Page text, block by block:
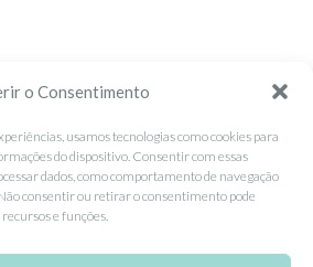
o Consentimento
usamos tecnologias como cookies para
do dispositivo. Consentir com essas
dados, como comportamento de navegação
consentir ou retirar o consentimento pode
e funções.